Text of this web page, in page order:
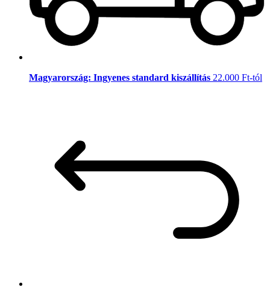
Magyarország: Ingyenes standard kiszállítás 22.000 Ft-tól